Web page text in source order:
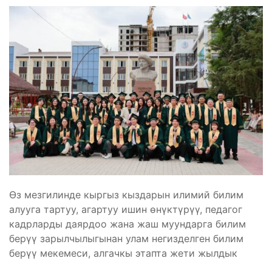
Өз мезгилинде кыргыз кыздарын илимий билим
алууга тартуу, агартуу ишин өнүктүрүү, педагог
кадрларды даярдоо жана жаш муундарга билим
берүү зарылчылыгынан улам негизделген билим
берүү мекемеси, алгачкы этапта жети жылдык